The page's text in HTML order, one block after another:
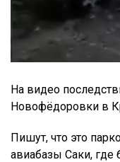
На видео
Новофёдоровки в
Пишут, что это
авиабазы Саки, где